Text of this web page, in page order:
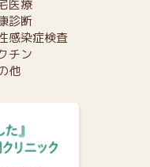
医療
診断
感染症検査
チン
他